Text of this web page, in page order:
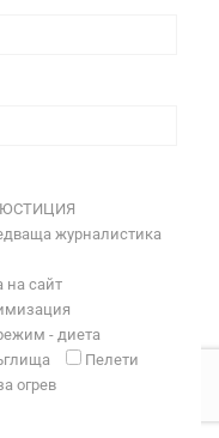
ЮСТИЦИЯ
журналистика
на сайт
- диета
Пелети
огрев